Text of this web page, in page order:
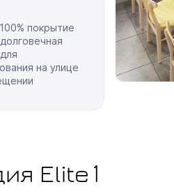
покрытие
на улице
Elite1